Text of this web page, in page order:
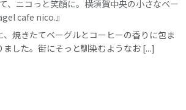
、ニコっと笑顔に。横須賀中央の小さなベー
cafe nico.』
焼きたてベーグルとコーヒーの香りに包ま
した。街にそっと馴染むようなお [...]